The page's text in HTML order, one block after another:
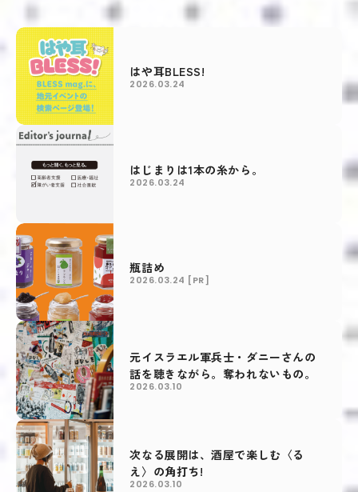
はや耳BLESS!
2026.03.24
はじまりは1本の糸から。
2026.03.24
瓶詰め
2026.03.24 [PR]
元イスラエル軍兵士・ダニーさんの
話を聴きながら。奪われないもの。
2026.03.10
次なる展開は、酒屋で楽しむ〈る
え〉の角打ち!
2026.03.10